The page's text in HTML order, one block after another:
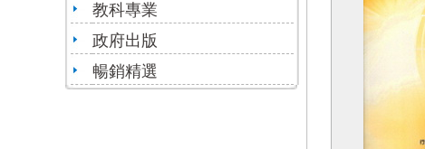
教科專業
政府出版
暢銷精選